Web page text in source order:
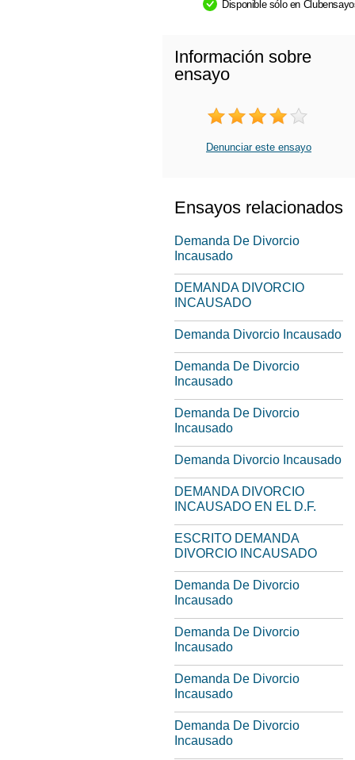
Disponible sólo en
Información sobre
ensayo
Denunciar este ensayo
Ensayos relacionados
Demanda De Divorcio
Incausado
DEMANDA DIVORCIO
INCAUSADO
Demanda Divorcio Incausado
Demanda De Divorcio
Incausado
Demanda De Divorcio
Incausado
Demanda Divorcio Incausado
DEMANDA DIVORCIO
INCAUSADO EN EL D.F.
ESCRITO DEMANDA
DIVORCIO INCAUSADO
Demanda De Divorcio
Incausado
Demanda De Divorcio
Incausado
Demanda De Divorcio
Incausado
Demanda De Divorcio
Incausado